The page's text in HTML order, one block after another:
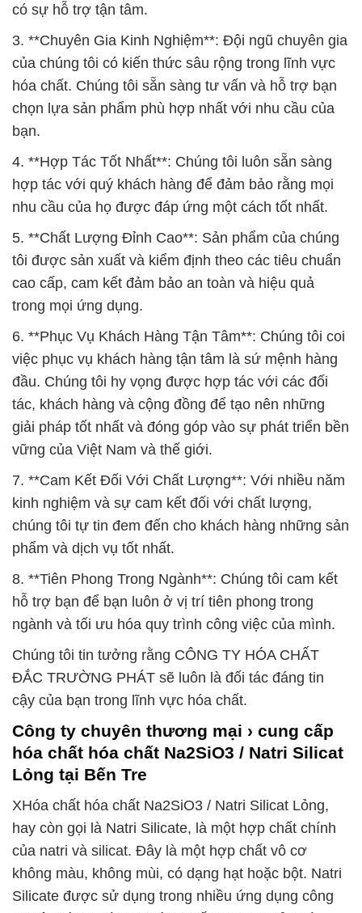
có sự hỗ trợ tận tâm.
3. **Chuyên Gia Kinh Nghiệm**: Đội ngũ chuyên gia
của chúng tôi có kiến thức sâu rộng trong lĩnh vực
hóa chất. Chúng tôi sẵn sàng tư vấn và hỗ trợ bạn
chọn lựa sản phẩm phù hợp nhất với nhu cầu của
bạn.
4. **Hợp Tác Tốt Nhất**: Chúng tôi luôn sẵn sàng
hợp tác với quý khách hàng để đảm bảo rằng mọi
nhu cầu của họ được đáp ứng một cách tốt nhất.
5. **Chất Lượng Đỉnh Cao**: Sản phẩm của chúng
tôi được sản xuất và kiểm định theo các tiêu chuẩn
cao cấp, cam kết đảm bảo an toàn và hiệu quả
trong mọi ứng dụng.
6. **Phục Vụ Khách Hàng Tận Tâm**: Chúng tôi coi
việc phục vụ khách hàng tận tâm là sứ mệnh hàng
đầu. Chúng tôi hy vọng được hợp tác với các đối
tác, khách hàng và cộng đồng để tạo nên những
giải pháp tốt nhất và đóng góp vào sự phát triển bền
vững của Việt Nam và thế giới.
7. **Cam Kết Đối Với Chất Lượng**: Với nhiều năm
kinh nghiệm và sự cam kết đối với chất lượng,
chúng tôi tự tin đem đến cho khách hàng những sản
phẩm và dịch vụ tốt nhất.
8. **Tiên Phong Trong Ngành**: Chúng tôi cam kết
hỗ trợ bạn để bạn luôn ở vị trí tiên phong trong
ngành và tối ưu hóa quy trình công việc của mình.
Chúng tôi tin tưởng rằng CÔNG TY HÓA CHẤT
ĐẮC TRƯỜNG PHÁT sẽ luôn là đối tác đáng tin
cậy của bạn trong lĩnh vực hóa chất.
Công ty chuyên thương mại › cung cấp
hóa chất hóa chất Na2SiO3 / Natri Silicat
Lỏng tại Bến Tre
XHóa chất hóa chất Na2SiO3 / Natri Silicat Lỏng,
hay còn gọi là Natri Silicate, là một hợp chất chính
của natri và silicat. Đây là một hợp chất vô cơ
không màu, không mùi, có dạng hạt hoặc bột. Natri
Silicate được sử dụng trong nhiều ứng dụng công